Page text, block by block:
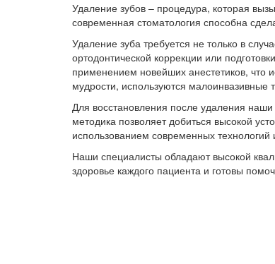
Удаление зубов – процедура, которая
современная стоматология способна
Удаление зуба требуется не только в
ортодонтической коррекции или
применением новейших анестетиков, что
мудрости, используются
Для восстановления после удаления
методика позволяет добиться высокой
использованием современных технологий
Наши специалисты обладают высокой
здоровье каждого пациента и готовы